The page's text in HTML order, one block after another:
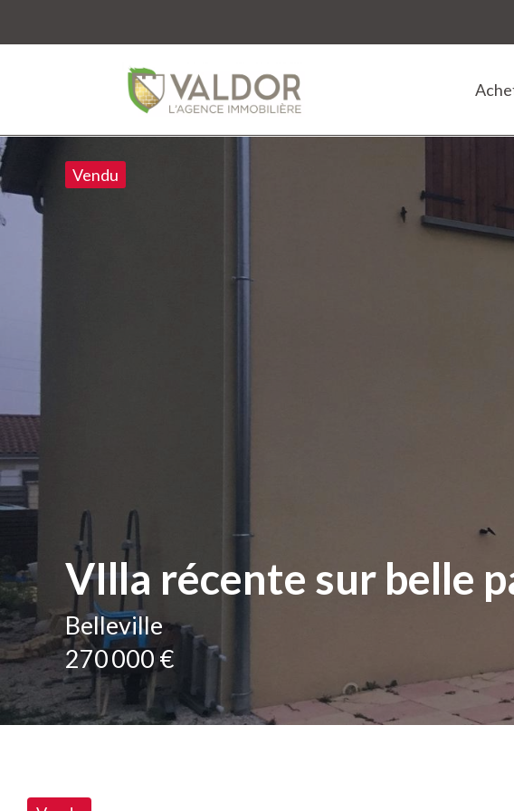
Vendu
VIlla récente sur belle
Belleville
270 000 €